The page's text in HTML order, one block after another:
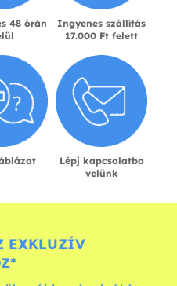
48 órán
Ingyenes szállítás
17.000 Ft felett
Lépj kapcsolatba
velünk
EXKLUZÍV